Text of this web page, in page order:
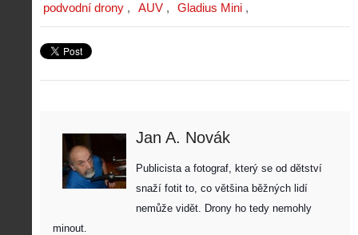
podvodní drony
AUV Gladius Mini
Jan A. Novák
Publicista a fotograf, který se od dětství
snaží fotit to, co většina běžných lidí
nemůže vidět. Drony ho tedy nemohly
minout.